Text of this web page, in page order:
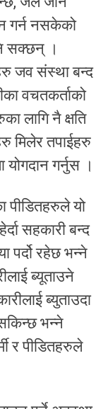
गर्न नसकेको
सक्छन् ।
जव संस्था बन्द
वचतकर्ताको
लागि नै क्षति
मिलेर तपाईहरु
गर्नुस ।
पीडितहरुले यो
सहकारी बन्द
पर्दो रहेछ भन्ने
ब्यूताउने
ब्युताउदा
भन्ने
र पीडितहरुले